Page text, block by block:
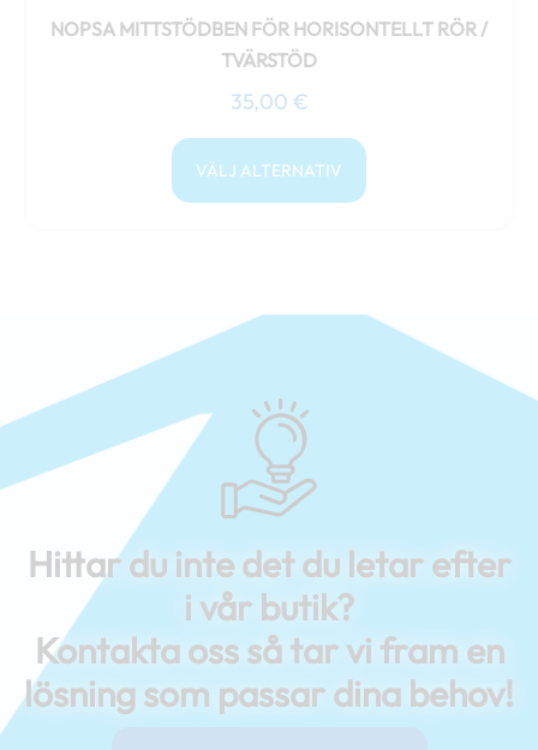
NOPSA MITTSTÖDBEN FÖR HORISONTELLT RÖR /
TVÄRSTÖD
35,00 €
VÄLJ ALTERNATIV
Hittar du inte det du letar efter
i vår butik?
Kontakta oss så tar vi fram en
lösning som passar dina behov!